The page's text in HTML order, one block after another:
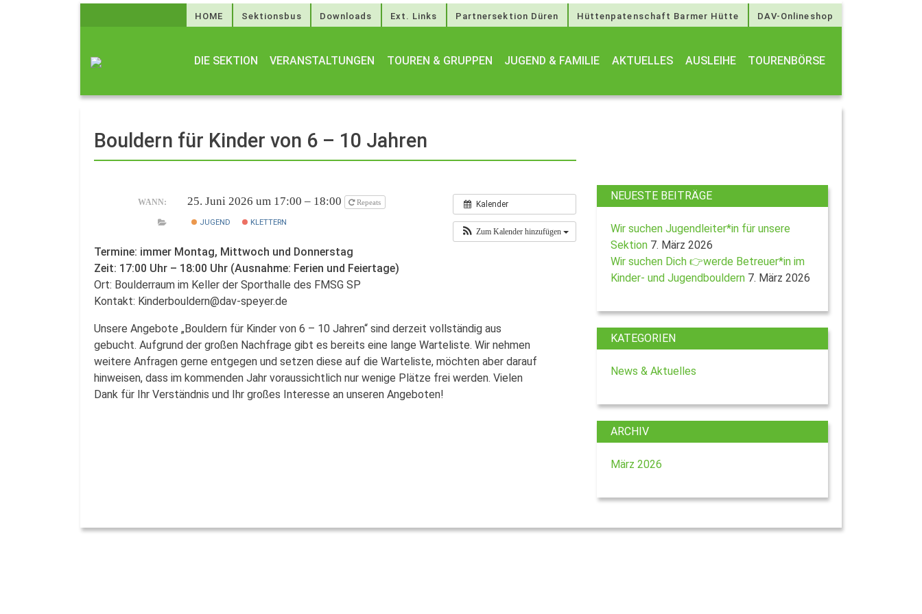
HOME Sektionsbus Downloads Ext. Links Partnersektion Düren Hüttenpatenschaft Barmer Hütte DAV-Onlineshop
DIE SEKTION VERANSTALTUNGEN TOUREN & GRUPPEN JUGEND & FAMILIE AKTUELLES AUSLEIHE TOURENBÖRSE
Bouldern für Kinder von 6 – 10 Jahren
Kalender
Zum Kalender hinzufügen
WANN: 25. Juni 2026 um 17:00 – 18:00 Repeats
JUGEND KLETTERN
Termine: immer Montag, Mittwoch und Donnerstag
Zeit: 17:00 Uhr – 18:00 Uhr (Ausnahme: Ferien und Feiertage)
Ort: Boulderraum im Keller der Sporthalle des FMSG SP
Kontakt: Kinderbouldern@dav-speyer.de
Unsere Angebote „Bouldern für Kinder von 6 – 10 Jahren“ sind derzeit vollständig aus
gebucht. Aufgrund der großen Nachfrage gibt es bereits eine lange Warteliste. Wir nehmen
weitere Anfragen gerne entgegen und setzen diese auf die Warteliste, möchten aber darauf
hinweisen, dass im kommenden Jahr voraussichtlich nur wenige Plätze frei werden. Vielen
Dank für Ihr Verständnis und Ihr großes Interesse an unseren Angeboten!
NEUESTE BEITRÄGE
Wir suchen Jugendleiter*in für unsere
Sektion 7. März 2026
Wir suchen Dich 👉werde Betreuer*in im
Kinder- und Jugendbouldern 7. März 2026
KATEGORIEN
News & Aktuelles
ARCHIV
März 2026